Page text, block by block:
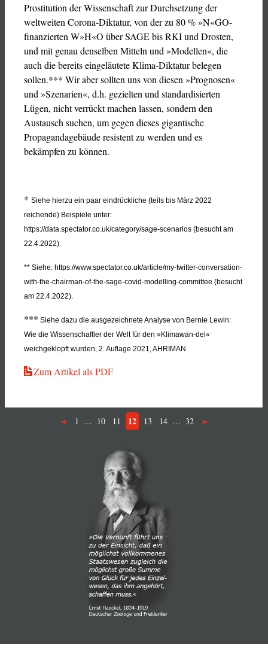
Prostitution der Wissenschaft zur Durchsetzung der
weltweiten Corona-Diktatur, von der zu 80 % »N«GO-
finanzierten W»H«O über SAGE bis RKI und Drosten,
und mit genau denselben Mitteln und »Modellen«, die
auch die bereits eingeläutete Klima-Diktatur belegen
sollen.*** Wir aber sollten uns von diesen »Prognosen«
und »Szenarien«, d.h. gezielten und standardisierten
Lügen, nicht verrückt machen lassen, sondern den
Austausch suchen, um gegen dieses gigantische
Propagandagebäude resistent zu werden und es
bekämpfen zu können.
* Siehe hierzu ein paar eindrückliche (teils bis März 2022
reichende) Beispiele unter:
https://data.spectator.co.uk/category/sage-scenarios (besucht am
22.4.2022).
** Siehe: https://www.spectator.co.uk/article/my-twitter-conversation-
with-the-chairman-of-the-sage-covid-modelling-committee (besucht
am 22.4.2022).
*** Siehe dazu die ausgezeichnete Analyse von Bernie Lewin:
Wie die Wissenschaftler der Welt für den »Klimawan-del«
weichgeklopft wurden, 2. Auflage 2021, AHRIMAN
Zum Artikel als PDF
1 … 10 11 12 13 14 … 32